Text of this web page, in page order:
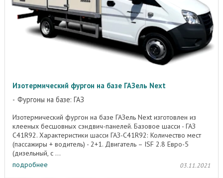
Изотермический фургон на базе ГАЗель Next
Фургоны на базе: ГАЗ
Изотермический фургон на базе ГАЗель Next изготовлен из
клееных бесшовных сэндвич-панелей. Базовое шасси - ГАЗ
C41R92. Характеристики шасси ГАЗ-C41R92: Количество мест
(пассажиры + водитель) - 2+1. Двигатель – ISF 2.8 Евро-5
(дизельный, с ...
подробнее
03.11.2021